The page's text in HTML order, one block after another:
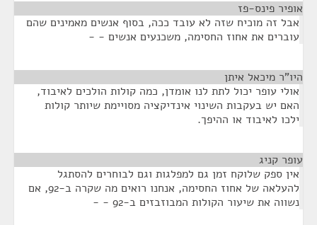
אופיר פינס-פז
אבל זה מוכיח שזה לא עובד ככה, בסוף אנשים מאמינים שהם
עוברים את אחוז החסימה, משכנעים אנשים - -
היו"ר מיכאל איתן
אולי עופר יכול לתת לנו אומדן, כמה קולות הולכים לאיבוד,
האם יש בעקבות השינוי אינדיקציה מסויימת שיותר קולות
ילכו לאיבוד או ההיפך.
עופר קניג
אין ספק שלוקח זמן גם למפלגות וגם לבוחרים להסתגל
להעלאה של אחוז החסימה, אנחנו רואים מה שקרה ב-92, אם
נשווה את שיעור הקולות המבוזבזים ב-92 - -